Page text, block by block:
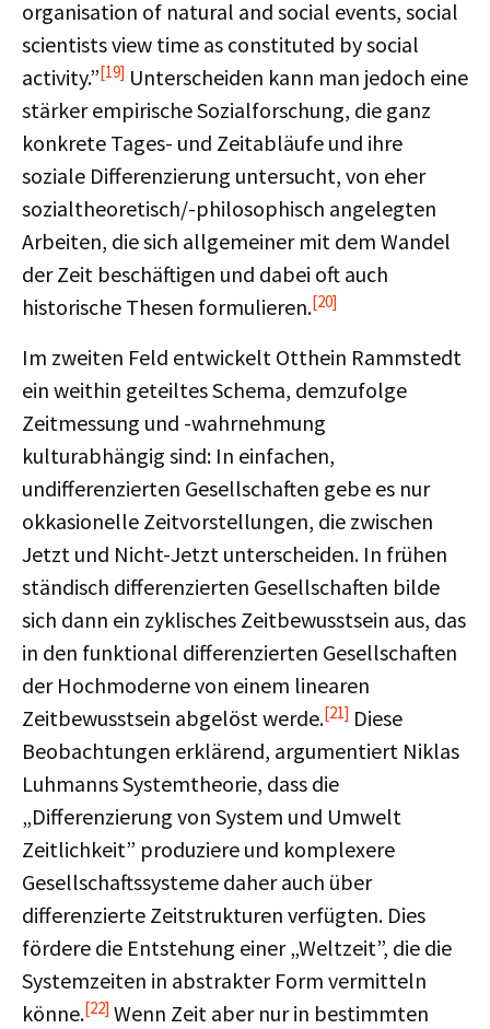
organisation of natural and social events, social
scientists view time as constituted by social
activity.”[19] Unterscheiden kann man jedoch eine
stärker empirische Sozialforschung, die ganz
konkrete Tages- und Zeitabläufe und ihre
soziale Differenzierung untersucht, von eher
sozialtheoretisch/-philosophisch angelegten
Arbeiten, die sich allgemeiner mit dem Wandel
der Zeit beschäftigen und dabei oft auch
historische Thesen formulieren.[20]
Im zweiten Feld entwickelt Otthein Rammstedt
ein weithin geteiltes Schema, demzufolge
Zeitmessung und -wahrnehmung
kulturabhängig sind: In einfachen,
undifferenzierten Gesellschaften gebe es nur
okkasionelle Zeitvorstellungen, die zwischen
Jetzt und Nicht-Jetzt unterscheiden. In frühen
ständisch differenzierten Gesellschaften bilde
sich dann ein zyklisches Zeitbewusstsein aus, das
in den funktional differenzierten Gesellschaften
der Hochmoderne von einem linearen
Zeitbewusstsein abgelöst werde.[21] Diese
Beobachtungen erklärend, argumentiert Niklas
Luhmanns Systemtheorie, dass die
„Differenzierung von System und Umwelt
Zeitlichkeit” produziere und komplexere
Gesellschaftssysteme daher auch über
differenzierte Zeitstrukturen verfügten. Dies
fördere die Entstehung einer „Weltzeit”, die die
Systemzeiten in abstrakter Form vermitteln
könne.[22] Wenn Zeit aber nur in bestimmten